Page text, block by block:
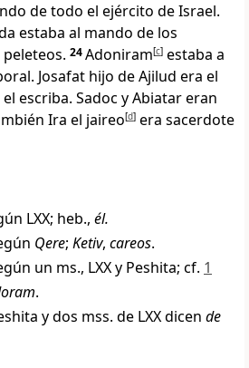
de todo el ejército de Israel.
estaba al mando de los
24Adoniram[c] estaba a
Josafat hijo de Ajilud era el
el escriba. Sadoc y Abiatar eran
Ira el jaireo[d] era sacerdote
LXX; heb., él.
Qere; Ketiv, careos.
un ms., LXX y Peshita; cf. 1
.
y dos mss. de LXX dicen de